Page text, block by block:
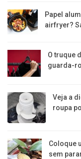
Papel
airfryer?
O truque
guarda-
Veja a
roupa
Coloque
sem